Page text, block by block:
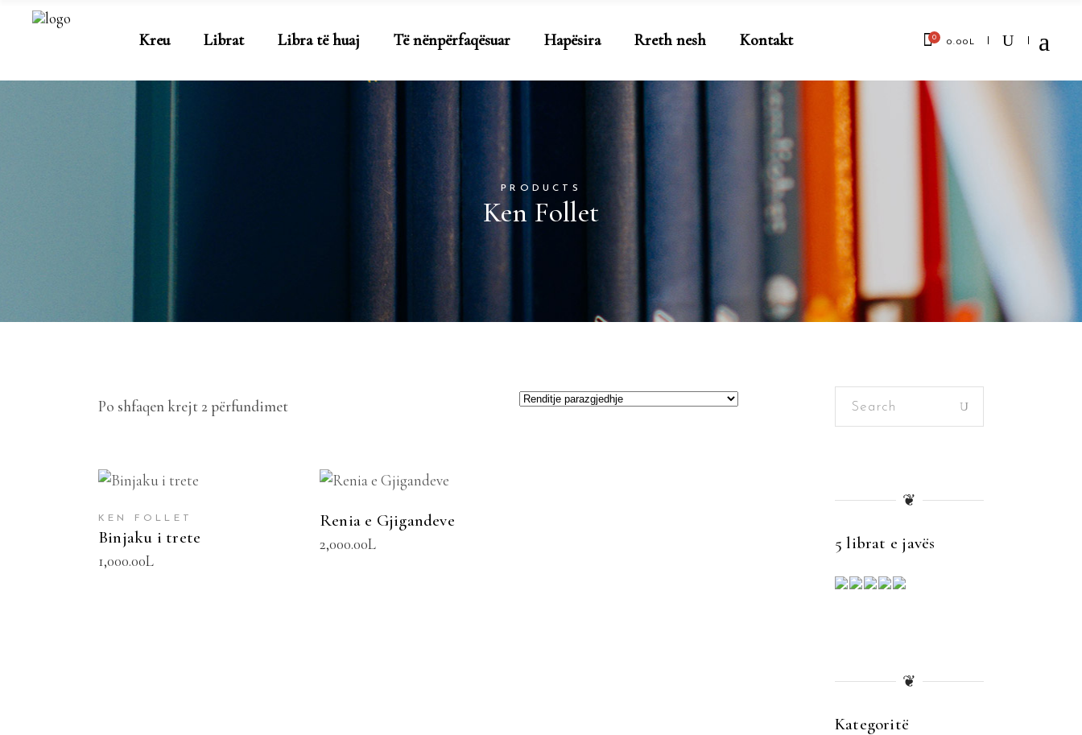
Kreu Librat Libra të huaj Të nënpërfaqësuar Hapësira Rreth nesh Kontakt 0 0.00 L
No products in the cart.
PRODUCTS
Ken Follet
Po shfaqen krejt 2 përfundimet
SHTOJE NË SHPORTË
KEN FOLLET
Binjaku i trete
1,000.00L
SHTOJE NË SHPORTË
Renia e Gjigandeve
2,000.00L
Search
❦
5 librat e javës
❦
Kategoritë